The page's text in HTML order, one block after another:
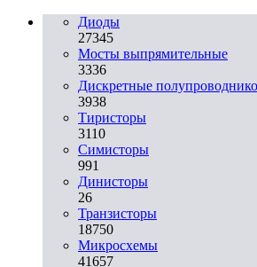
Диоды
27345
Мосты выпрямительные
3336
Дискретные
3938
Тиристоры
3110
Симисторы
991
Динисторы
26
Транзисторы
18750
Микросхемы
41657